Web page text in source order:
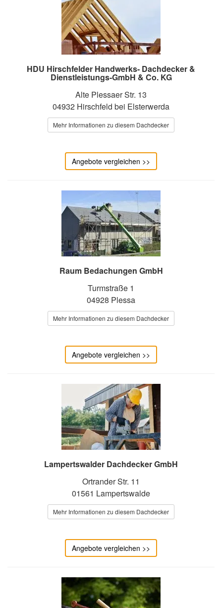
HDU Hirschfelder Handwerks- Dachdecker &
Dienstleistungs-GmbH & Co. KG
Alte Plessaer Str. 13
04932 Hirschfeld bei Elsterwerda
Mehr Informationen zu diesem Dachdecker
Angebote vergleichen >>
Raum Bedachungen GmbH
Turmstraße 1
04928 Plessa
Mehr Informationen zu diesem Dachdecker
Angebote vergleichen >>
Lampertswalder Dachdecker GmbH
Ortrander Str. 11
01561 Lampertswalde
Mehr Informationen zu diesem Dachdecker
Angebote vergleichen >>